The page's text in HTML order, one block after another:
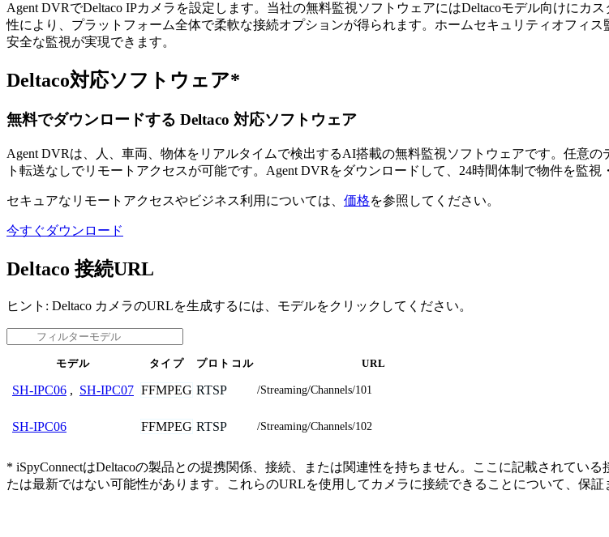
Agent DVRでDeltaco IPカメラを設定します。当社の無料監視ソフトウェアにはDeltacoモデル向けに
性により、プラットフォーム全体で柔軟な接続オプションが得られます。ホームセキュリティオフィ
安全な監視が実現できます。
Deltaco対応ソフトウェア*
無料でダウンロードする Deltaco 対応ソフトウェア
Agent DVRは、人、車両、物体をリアルタイムで検出するAI搭載の無料監視ソフトウェアです。任意
ト転送なしでリモートアクセスが可能です。Agent DVRをダウンロードして、24時間体制で物件を監視
セキュアなリモートアクセスやビジネス利用については、 価格を参照してください。
今すぐダウンロード
Deltaco 接続URL
ヒント: Deltaco カメラのURLを生成するには、モデルをクリックしてください。
モデル タイプ プロトコル URL
SH-IPC06 , SH-IPC07 FFMPEG RTSP /Streaming/Channels/101
SH-IPC06 FFMPEG RTSP /Streaming/Channels/102
* iSpyConnectはDeltacoの製品との提携関係、接続、または関連性を持ちません。ここに記載されてい
たは最新ではない可能性があります。これらのURLを使用してカメラに接続できることについて、保証